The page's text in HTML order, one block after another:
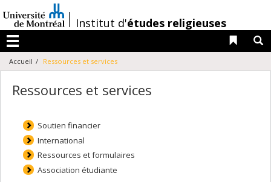
au
contenu
/Institut d'études religieuses
Menu
Liens
Accueil Ressources et services
Ressources et services
Soutien financier
International
Ressources et formulaires
Association étudiante